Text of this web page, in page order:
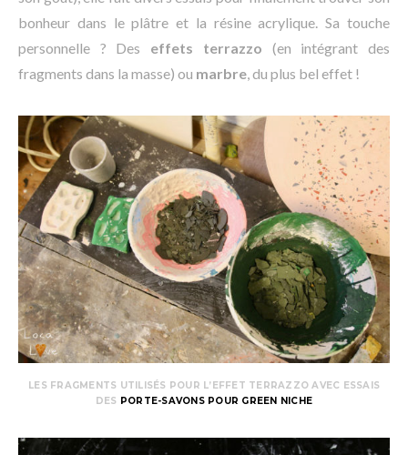
bonheur dans le plâtre et la résine acrylique. Sa touche
personnelle ? Des effets terrazzo (en intégrant des
fragments dans la masse) ou marbre, du plus bel effet !
LES FRAGMENTS UTILISÉS POUR L’EFFET TERRAZZO AVEC ESSAIS
DES PORTE-SAVONS POUR GREEN NICHE